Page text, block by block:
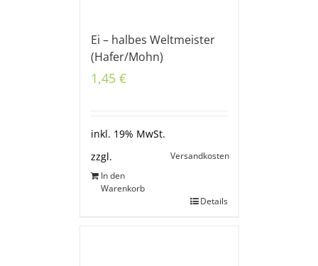
Ei – halbes Weltmeister
(Hafer/Mohn)
1,45 €
inkl. 19% MwSt.
zzgl.
Versandkosten
In den
Warenkorb
Details